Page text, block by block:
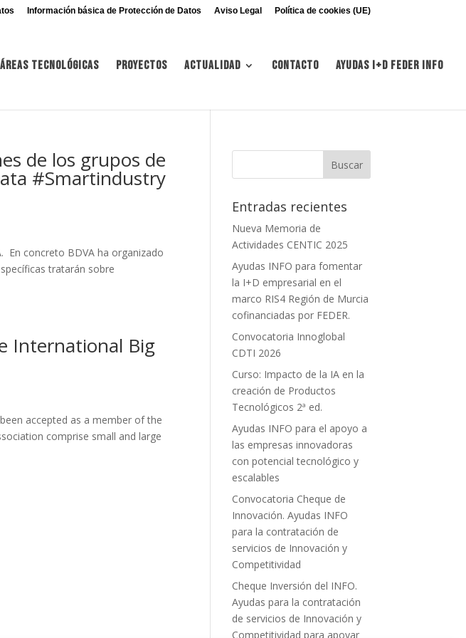
Información básica de Protección de Datos Aviso Legal Política de cookies (UE)
Áreas tecnológicas Proyectos Actualidad Contacto Ayudas I+d FEDER INFO
de los grupos de
#Smartindustry
En concreto BDVA ha organizado
tratarán sobre
International Big
accepted as a member of the
comprise small and large
Entradas recientes
Nueva Memoria de
Actividades CENTIC 2025
Ayudas INFO para fomentar
la I+D empresarial en el
marco RIS4 Región de Murcia
cofinanciadas por FEDER.
Convocatoria Innoglobal
CDTI 2026
Curso: Impacto de la IA en la
creación de Productos
Tecnológicos 2ª ed.
Ayudas INFO para el apoyo a
las empresas innovadoras
con potencial tecnológico y
escalables
Convocatoria Cheque de
Innovación. Ayudas INFO
para la contratación de
servicios de Innovación y
Competitividad
Cheque Inversión del INFO.
Ayudas para la contratación
de servicios de Innovación y
Competitividad para apoyar